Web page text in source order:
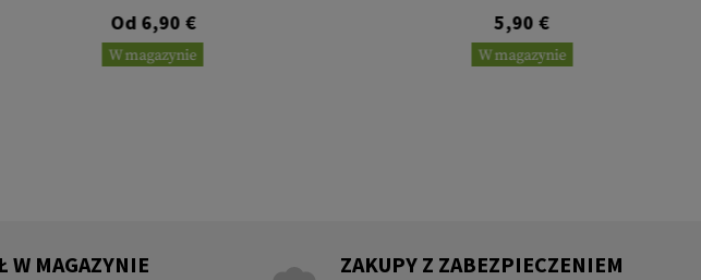
Od 6,90 €
W magazynie
5,90 €
W magazynie
W MAGAZYNIE ZAKUPY Z ZABEZPIECZENIEM